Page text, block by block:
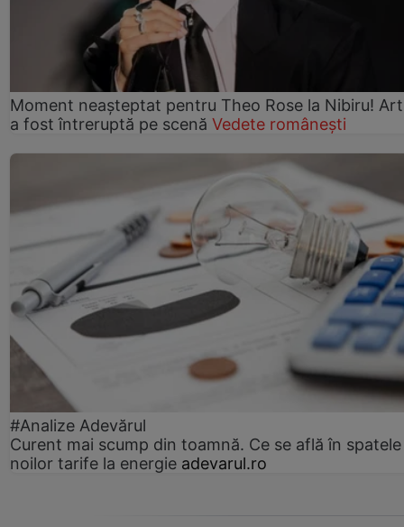
Moment neașteptat pentru Theo Rose la Nibiru!
a fost întreruptă pe scenă Vedete românești
#Analize Adevărul
Curent mai scump din toamnă. Ce se află în spatele
noilor tarife la energie adevarul.ro